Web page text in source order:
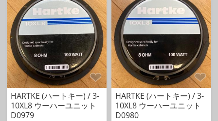
HARTKE (ハートキー) / 3-
10XL8 ウーハーユニット
D0979
HARTKE (ハートキー) / 3-
10XL8 ウーハーユニット
D0980